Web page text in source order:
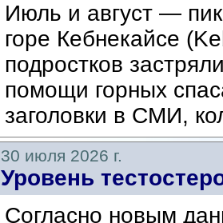
Июль и август — пик
горе Кебнекайсе
подростков
помощи горных
заголовки в СМИ,
30 июля 2026 г.
Уровень
Согласно новым